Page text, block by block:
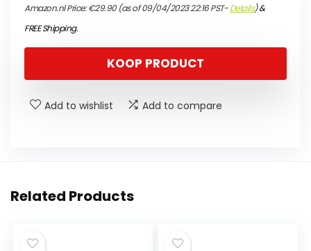
Amazon.nl Price:€29.90(as of 09/04/2023 22:16 PST-Details)&
FREE Shipping.
KOOP PRODUCT
Add to wishlist Add to compare
Related Products